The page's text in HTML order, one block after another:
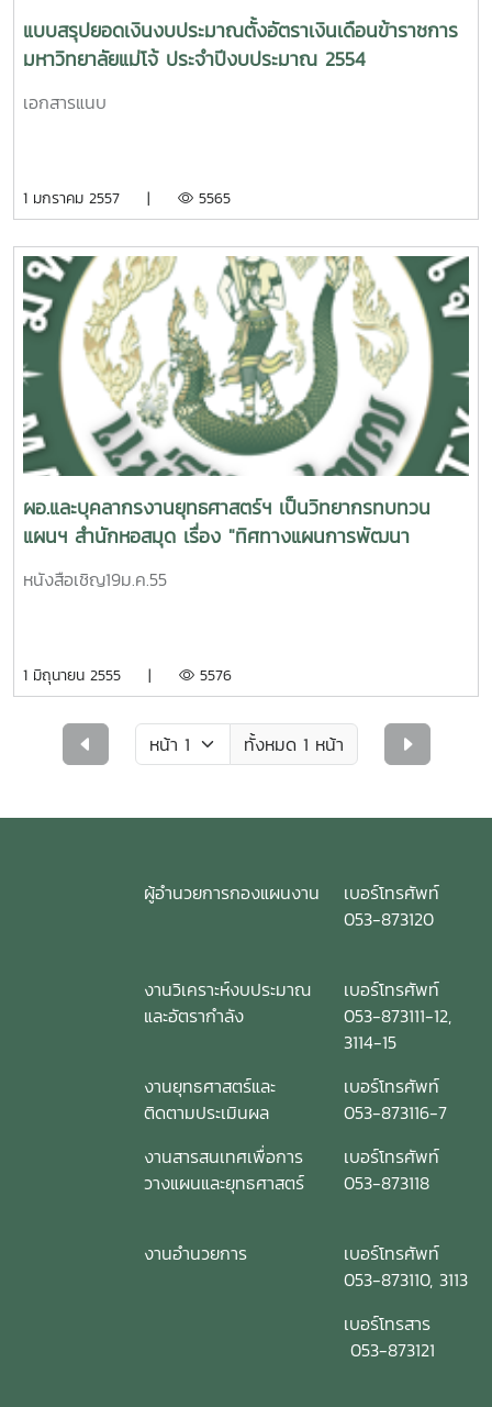
แบบสรุปยอดเงินงบประมาณตั้งอัตราเงินเดือนข้าราชการ
มหาวิทยาลัยแม่โจ้ ประจำปีงบประมาณ 2554
เอกสารแนบ
1 มกราคม 2557 | 5565
ผอ.และบุคลากรงานยุทธศาสตร์ฯ เป็นวิทยากรทบทวน
แผนฯ สำนักหอสมุด เรื่อง "ทิศทางแผนการพัฒนา
มหาวิทยาลัยระยะที่ 11 (พ.ศ. 2555 - 2559)
หนังสือเชิญ19ม.ค.55
1 มิถุนายน 2555 | 5576
ทั้งหมด 1 หน้า
ผู้อำนวยการกองแผนงาน
เบอร์โทรศัพท์
053-873120
งานวิเคราะห์งบประมาณ
และอัตรากำลัง
เบอร์โทรศัพท์
053-873111-12,
3114-15
งานยุทธศาสตร์และ
ติดตามประเมินผล
เบอร์โทรศัพท์
053-873116-7
งานสารสนเทศเพื่อการ
วางแผนและยุทธศาสตร์
เบอร์โทรศัพท์
053-873118
งานอำนวยการ
เบอร์โทรศัพท์
053-873110, 3113
เบอร์โทรสาร
053-873121